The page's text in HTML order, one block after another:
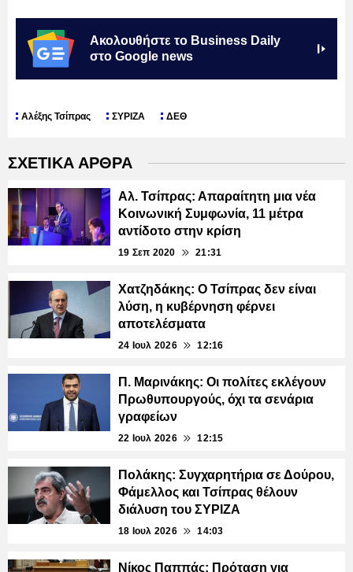
Ακολουθήστε το Business Daily
στο Google news
Αλέξης Τσίπρας ΣΥΡΙΖΑ ΔΕΘ
ΣΧΕΤΙΚΑ ΑΡΘΡΑ
Αλ. Τσίπρας: Απαραίτητη μια νέα
Κοινωνική Συμφωνία, 11 μέτρα
αντίδοτο στην κρίση
19 Σεπ 2020 21:31
Χατζηδάκης: Ο Τσίπρας δεν είναι
λύση, η κυβέρνηση φέρνει
αποτελέσματα
24 Ιουλ 2026 12:16
Π. Μαρινάκης: Οι πολίτες εκλέγουν
Πρωθυπουργούς, όχι τα σενάρια
γραφείων
22 Ιουλ 2026 12:15
Πολάκης: Συγχαρητήρια σε Δούρου,
Φάμελλος και Τσίπρας θέλουν
διάλυση του ΣΥΡΙΖΑ
18 Ιουλ 2026 14:03
Νίκος Παππάς: Πρόταση για